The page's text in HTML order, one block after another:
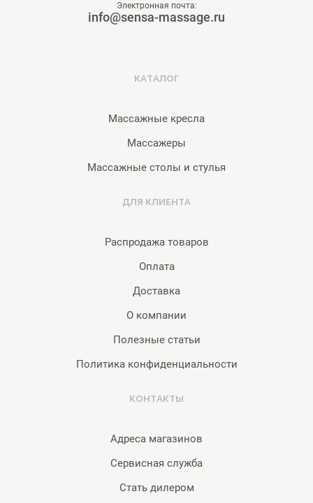
Электронная почта:
info@sensa-massage.ru
КАТАЛОГ
Массажные кресла
Массажеры
Массажные столы и стулья
ДЛЯ КЛИЕНТА
Распродажа товаров
Оплата
Доставка
О компании
Полезные статьи
Политика конфиденциальности
КОНТАКТЫ
Адреса магазинов
Сервисная служба
Стать дилером